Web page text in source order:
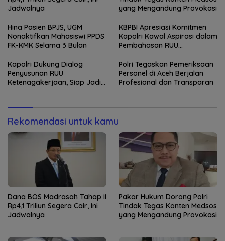
Jadwalnya
yang Mengandung Provokasi
Hina Pasien BPJS, UGM
Nonaktifkan Mahasiswi PPDS
FK-KMK Selama 3 Bulan
KBPBI Apresiasi Komitmen
Kapolri Kawal Aspirasi dalam
Pembahasan RUU
Kapolri Dukung Dialog
Penyusunan RUU
Ketenagakerjaan, Siap Jadi
Polri Tegaskan Pemeriksaan
Personel di Aceh Berjalan
Profesional dan Transparan
Rekomendasi untuk kamu
Dana BOS Madrasah Tahap II
Rp4,1 Triliun Segera Cair, Ini
Jadwalnya
Pakar Hukum Dorong Polri
Tindak Tegas Konten Medsos
yang Mengandung Provokasi